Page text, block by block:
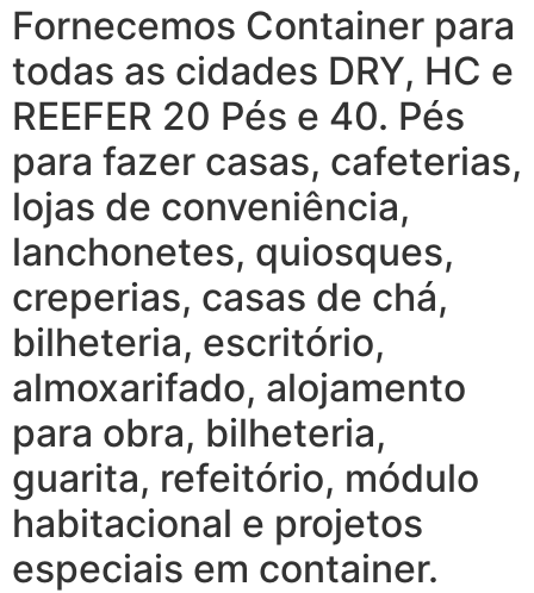
Fornecemos Container para
todas as cidades DRY, HC e
REEFER 20 Pés e 40. Pés
para fazer casas, cafeterias,
lojas de conveniência,
lanchonetes, quiosques,
creperias, casas de chá,
bilheteria, escritório,
almoxarifado, alojamento
para obra, bilheteria,
guarita, refeitório, módulo
habitacional e projetos
especiais em container.